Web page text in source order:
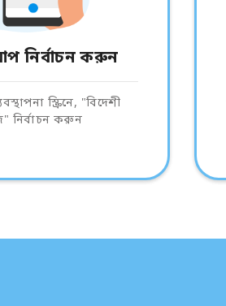
নির্বাচন করুন
স্ক্রিনে, "বিদেশী
নির্বাচন করুন